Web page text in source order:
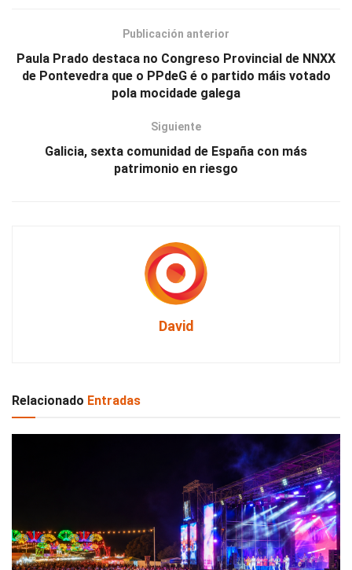
Publicación anterior
Paula Prado destaca no Congreso Provincial de NNXX
de Pontevedra que o PPdeG é o partido máis votado
pola mocidade galega
Siguiente
Galicia, sexta comunidad de España con más
patrimonio en riesgo
David
Relacionado Entradas